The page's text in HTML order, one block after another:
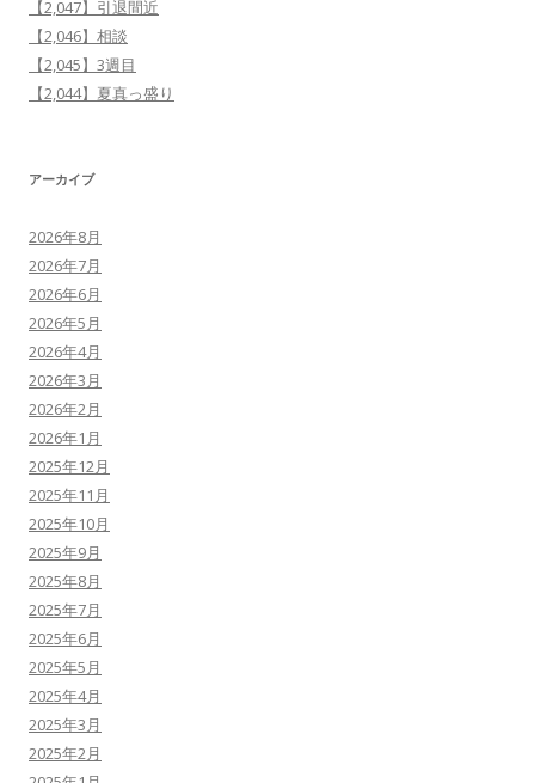
【2,047】引退間近
【2,046】相談
【2,045】3週目
【2,044】夏真っ盛り
アーカイブ
2026年8月
2026年7月
2026年6月
2026年5月
2026年4月
2026年3月
2026年2月
2026年1月
2025年12月
2025年11月
2025年10月
2025年9月
2025年8月
2025年7月
2025年6月
2025年5月
2025年4月
2025年3月
2025年2月